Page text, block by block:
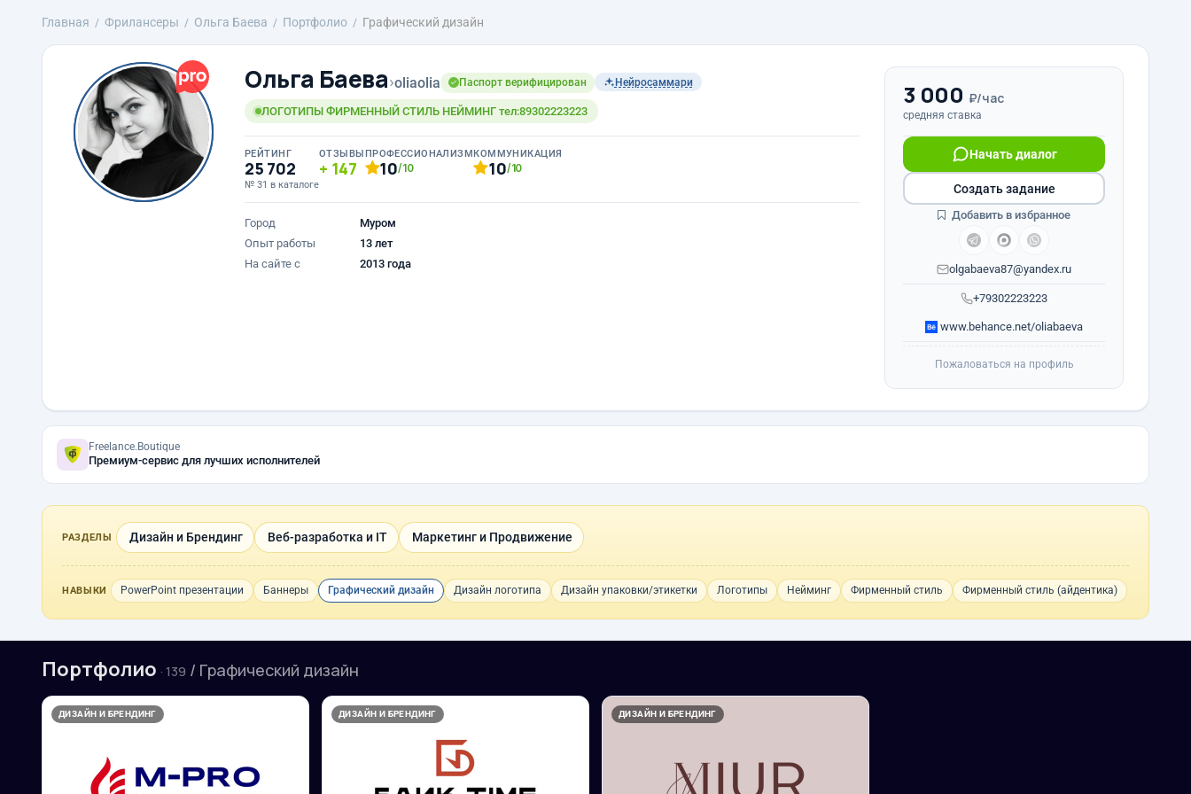
Главная Фрилансеры Ольга Баева Портфолио Графический дизайн
Ольга Баева›oliaolia Паспорт верифицирован Нейросаммари
ЛОГОТИПЫ ФИРМЕННЫЙ СТИЛЬ НЕЙМИНГ тел:89302223223
РЕЙТИНГ
25 702
№ 31 в каталоге
ОТЗЫВЫ
147
ПРОФЕССИОНАЛИЗМ
10/10
КОММУНИКАЦИЯ
10/10
Город
Муром
Опыт работы
13 лет
На сайте с
2013 года
3 000 ₽/час
средняя ставка
+79302223223
Начать диалог
olgabaeva87@yandex.ru
www.behance.net/oliabaeva
Создать задание
Добавить в избранное
Пожаловаться на профиль
Freelance.Boutique
Премиум-сервис для лучших исполнителей
РАЗДЕЛЫ Дизайн и Брендинг Веб-разработка и IT Маркетинг и Продвижение
НАВЫКИ PowerPoint презентации Баннеры Графический дизайн Дизайн логотипа Дизайн упаковки/этикетки Логотипы Нейминг Фирменный стиль Фирменный стиль (айдентика)
Портфолио · 139 / Графический дизайн
ДИЗАЙН И БРЕНДИНГ ДИЗАЙН И БРЕНДИНГ ДИЗАЙН И БРЕНДИНГ